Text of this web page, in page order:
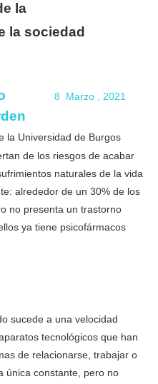
la
la sociedad
8 Marzo , 2021
Universidad de Burgos
de los riesgos de acabar
naturales de la vida
alrededor de un 30% de los
no presenta un trastorno
ya tiene psicofármacos
sucede a una velocidad
tecnológicos que han
de relacionarse, trabajar o
única constante, pero no